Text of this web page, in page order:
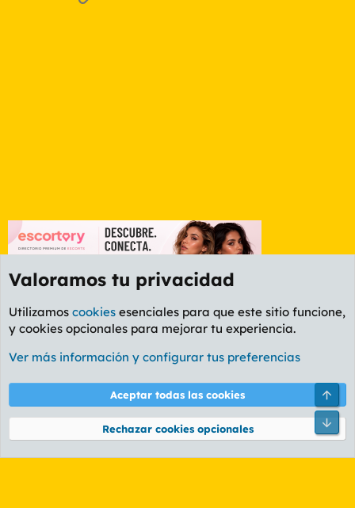
Foro General
Cookies
PL OLDSTYLE AMARILLO
Términos y reglas Política de privacidad Ayuda
Community platform by XenForo® © 2010-2026 XenForo Ltd.
Valoramos tu privacidad
Utilizamos cookies esenciales para que este sitio funcione,
y cookies opcionales para mejorar tu experiencia.
Ver más información y configurar tus preferencias
Aceptar todas las cookies
Rechazar cookies opcionales
Pie